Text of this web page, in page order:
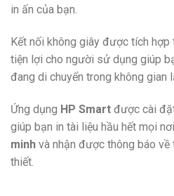
in ấn của bạn.
Kết nối không giây được tích
tiện lợi cho người sử dụng giúp
đang di chuyển trong không gian
Ứng dụng HP Smart được cài
giúp bạn in tài liệu hầu hết mọi
minh và nhận được thông báo về
thiết.